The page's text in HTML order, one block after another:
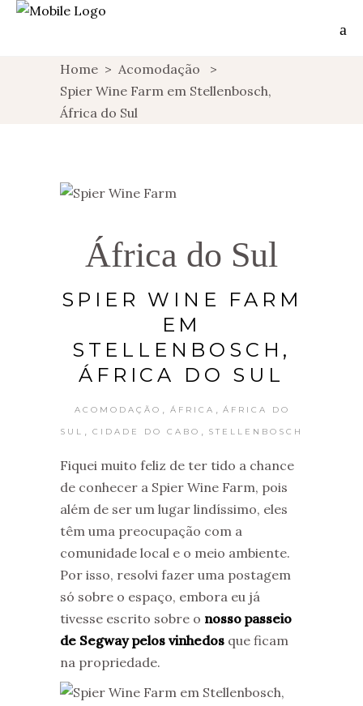
Home > Acomodação
>
Spier Wine Farm em Stellenbosch,
África do Sul
África do Sul
SPIER WINE FARM
EM
STELLENBOSCH,
ÁFRICA DO SUL
ACOMODAÇÃO ÁFRICA ÁFRICA DO
SUL CIDADE DO CABO STELLENBOSCH
Fiquei muito feliz de ter tido a chance
de conhecer a Spier Wine Farm, pois
além de ser um lugar lindíssimo, eles
têm uma preocupação com a
comunidade local e o meio ambiente.
Por isso, resolvi fazer uma postagem
só sobre o espaço, embora eu já
tivesse escrito sobre o nosso passeio
de Segway pelos vinhedos que ficam
na propriedade.